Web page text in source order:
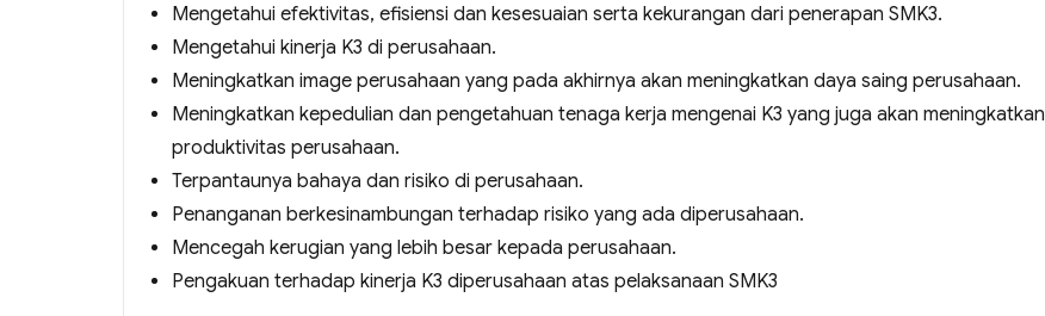
Mengetahui efektivitas, efisiensi dan kesesuaian serta kekurangan dari penerapan SMK3.
Mengetahui kinerja K3 di perusahaan.
Meningkatkan image perusahaan yang pada akhirnya akan meningkatkan daya saing perusahaan.
Meningkatkan kepedulian dan pengetahuan tenaga kerja mengenai K3 yang juga akan meningkatkan
produktivitas perusahaan.
Terpantaunya bahaya dan risiko di perusahaan.
Penanganan berkesinambungan terhadap risiko yang ada diperusahaan.
Mencegah kerugian yang lebih besar kepada perusahaan.
Pengakuan terhadap kinerja K3 diperusahaan atas pelaksanaan SMK3